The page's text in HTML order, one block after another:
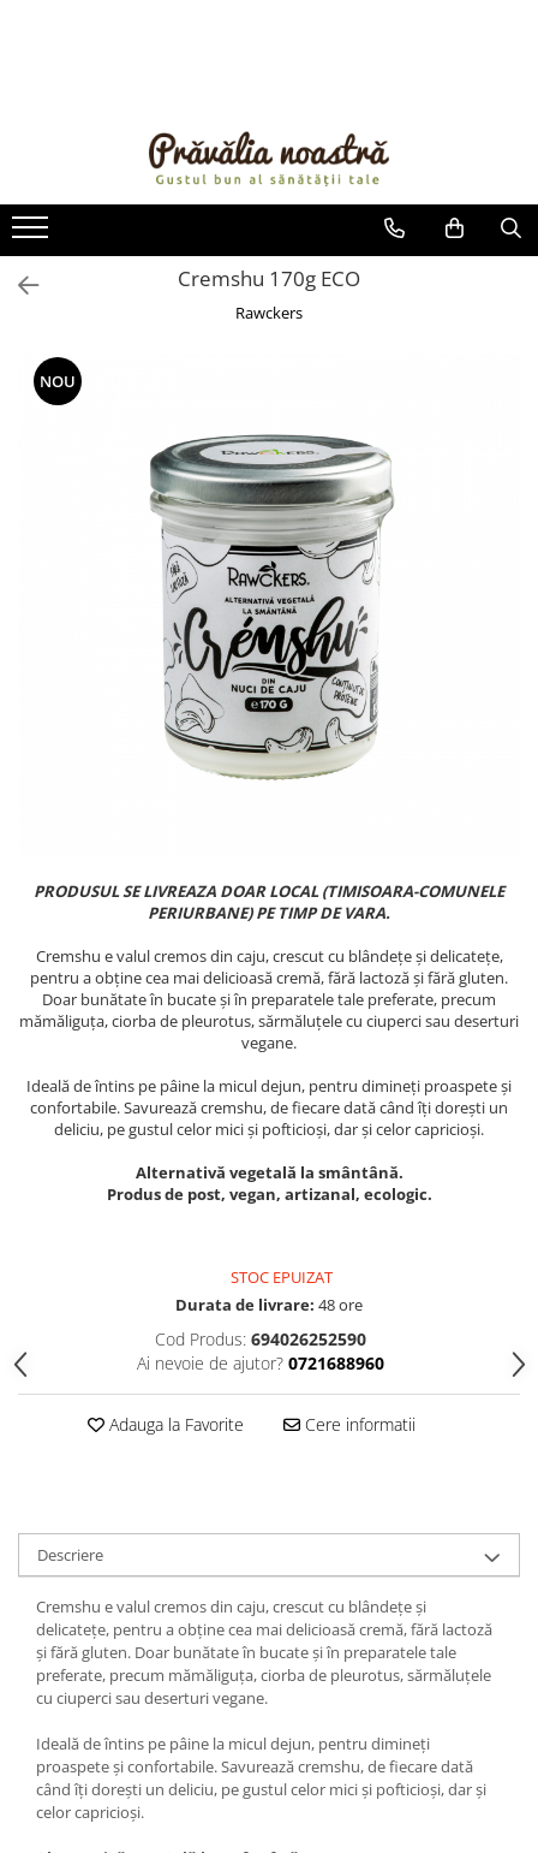
ULEIURI ȘI UNTURI
MĂSLINE
FRUCTE DESHIDRATATE
FRUCTE LA CONSERVĂ
OȚETURI ȘI SOSURI
FĂINĂ FĂRĂ GLUTEN
BĂUTURI / LAPTE VEGETAL
OREZ ȘI CEREALE
CREME ȘI PASTE TARTINABILE
CIOCOLATĂ ȘI CACAO
REMEDII NATURISTE
TOATE PRODUSELE
Cremshu 170g ECO
Rawckers
NOU
PRODUSUL SE LIVREAZA DOAR LOCAL (TIMISOARA-COMUNELE
PERIURBANE) PE TIMP DE VARA.
Cremshu e valul cremos din caju, crescut cu blândețe și delicatețe,
pentru a obține cea mai delicioasă cremă, fără lactoză și fără gluten.
Doar bunătate în bucate și în preparatele tale preferate, precum
mămăliguța, ciorba de pleurotus, sărmăluțele cu ciuperci sau deserturi
vegane.
Ideală de întins pe pâine la micul dejun, pentru dimineți proaspete și
confortabile. Savurează cremshu, de fiecare dată când îți dorești un
deliciu, pe gustul celor mici și pofticioși, dar și celor capricioși.
Alternativă vegetală la smântână.
Produs de post, vegan, artizanal, ecologic.
STOC EPUIZAT
Durata de livrare: 48 ore
Cod Produs: 694026252590
Ai nevoie de ajutor? 0721688960
Adauga la Favorite Cere informatii
Descriere
Cremshu e valul cremos din caju, crescut cu blândețe și
delicatețe, pentru a obține cea mai delicioasă cremă, fără lactoză
și fără gluten. Doar bunătate în bucate și în preparatele tale
preferate, precum mămăliguța, ciorba de pleurotus, sărmăluțele
cu ciuperci sau deserturi vegane.
Ideală de întins pe pâine la micul dejun, pentru dimineți
proaspete și confortabile. Savurează cremshu, de fiecare dată
când îți dorești un deliciu, pe gustul celor mici și pofticioși, dar și
celor capricioși.